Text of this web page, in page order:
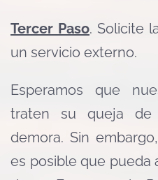
Tercer Paso. Solicite
un servicio externo.
Esperamos que
traten su queja
demora. Sin
es posible que pueda